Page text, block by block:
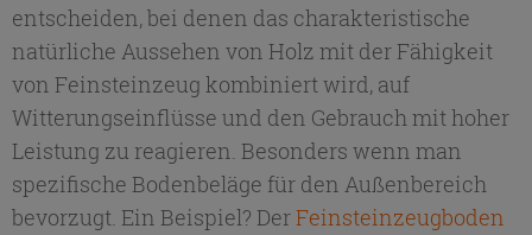
entscheiden, bei denen das charakteristische
natürliche Aussehen von Holz mit der Fähigkeit
von Feinsteinzeug kombiniert wird, auf
Witterungseinflüsse und den Gebrauch mit hoher
Leistung zu reagieren. Besonders wenn man
spezifische Bodenbeläge für den Außenbereich
bevorzugt. Ein Beispiel? DerFeinsteinzeugboden